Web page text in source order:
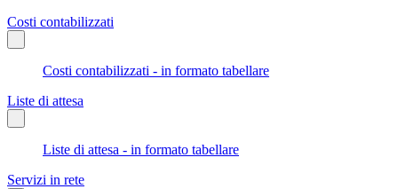
Costi contabilizzati
Costi contabilizzati - in formato tabellare
Liste di attesa
Liste di attesa - in formato tabellare
Servizi in rete